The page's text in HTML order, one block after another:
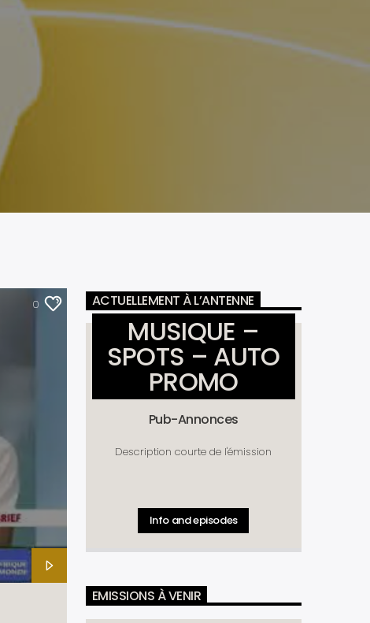
0 ACTUELLEMENT À L’ANTENNE
MUSIQUE –
SPOTS – AUTO
PROMO
Pub-Annonces
Description courte de l'émission
Info and episodes
EMISSIONS À VENIR